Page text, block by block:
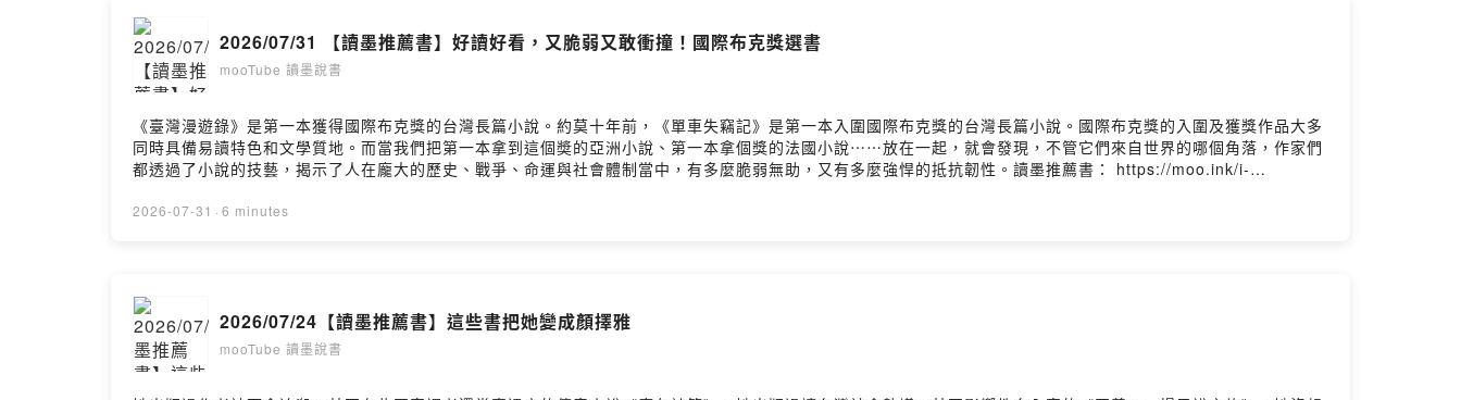
2026/07/31 【讀墨推薦書】好讀好看，又脆弱又敢衝撞！國際布克獎選書
mooTube 讀墨說書
《臺灣漫遊錄》是第一本獲得國際布克獎的台灣長篇小說。約莫十年前，《單車失竊記》是第一本入圍國際布克獎的台灣長篇小說。國際布克獎的入圍及獲獎作品大多
同時具備易讀特色和文學質地。而當我們把第一本拿到這個奬的亞洲小說、第一本拿個獎的法國小說⋯⋯放在一起，就會發現，不管它們來自世界的哪個角落，作家們
都透過了小說的技藝，揭示了人在龐大的歷史、戰爭、命運與社會體制當中，有多麼脆弱無助，又有多麼強悍的抵抗韌性。讀墨推薦書： https://moo.ink/i-
治諷刺03:11 《雲遊者》一次拿下諾貝爾獎和國際布克獎04:04 《夜晚的血都是黑的》法國得獎第一部04:59 《臺灣漫遊錄》首部拿下國際布克獎的台灣小說！我們提
2026-07-31 · 6 minutes
2026/07/24【讀墨推薦書】這些書把她變成顏擇雅
mooTube 讀墨說書